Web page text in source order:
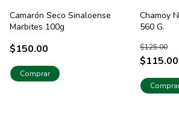
Camarón Seco Sinaloense
Marbites 100g
$150.00
Comprar
Chamoy
560 G.
$115.00
$125.00